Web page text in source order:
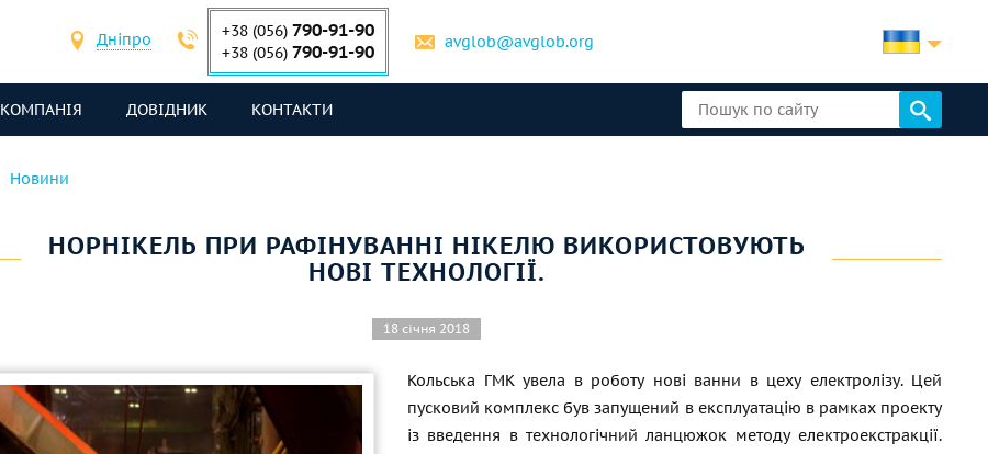
Дніпро +38 (056) 790-91-90
+38 (056) 790-91-90 avglob@avglob.org
КОМПАНІЯ ДОВІДНИК КОНТАКТИ
Новини
НОРНІКЕЛЬ ПРИ РАФІНУВАННІ НІКЕЛЮ ВИКОРИСТОВУЮТЬ
НОВІ ТЕХНОЛОГІЇ.
18 січня 2018
Кольська ГМК увела в роботу нові ванни в цеху електролізу. Цей
пусковий комплекс був запущений в експлуатацію в рамках проекту
із введення в технологічний ланцюжок методу електроекстракції.